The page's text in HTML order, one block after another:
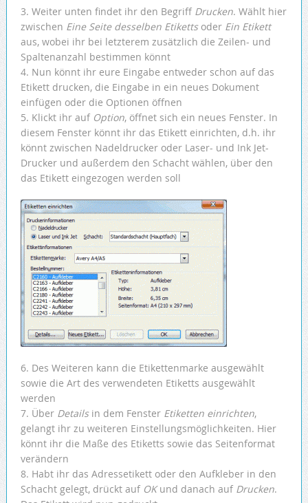
3. Weiter unten findet ihr den Begriff Drucken. Wählt hier
zwischen Eine Seite desselben Etikettsoder Ein Etikett
aus, wobei ihr bei letzterem zusätzlich die Zeilen- und
Spaltenanzahl bestimmen könnt
4. Nun könnt ihr eure Eingabe entweder schon auf das
Etikett drucken, die Eingabe in ein neues Dokument
einfügen oder die Optionen öffnen
5. Klickt ihr auf Option, öffnet sich ein neues Fenster. In
diesem Fenster könnt ihr das Etikett einrichten, d.h. ihr
könnt zwischen Nadeldrucker oder Laser- und Ink Jet-
Drucker und außerdem den Schacht wählen, über den
das Etikett eingezogen werden soll
6. Des Weiteren kann die Etikettenmarke ausgewählt
sowie die Art des verwendeten Etiketts ausgewählt
werden
7. Über Detailsin dem Fenster Etiketten einrichten,
gelangt ihr zu weiteren Einstellungsmöglichkeiten. Hier
könnt ihr die Maße des Etiketts sowie das Seitenformat
verändern
8. Habt ihr das Adressetikett oder den Aufkleber in den
Schacht gelegt, drückt auf OKund danach auf Drucken.